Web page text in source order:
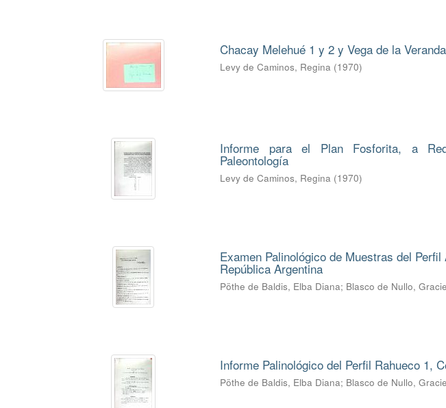
Chacay Melehué 1 y 2 y Vega de la
Levy de Caminos, Regina (1970)
Informe para el Plan Fosforita, a
Paleontología
Levy de Caminos, Regina (1970)
Examen Palinológico de Muestras del
República Argentina
Pöthe de Baldis, Elba Diana; Blasco de Nullo,
Informe Palinológico del Perfil Rahueco 1,
Pöthe de Baldis, Elba Diana; Blasco de Nullo,